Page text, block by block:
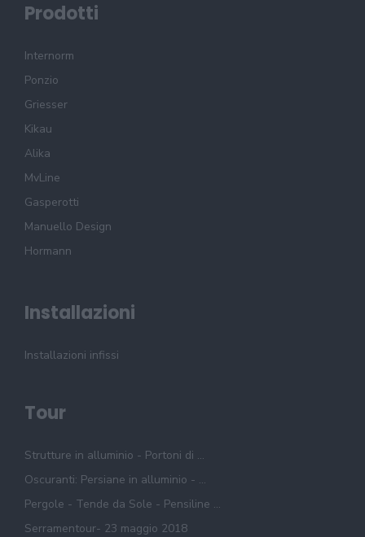
Prodotti
Internorm
Ponzio
Griesser
Kikau
Alika
MvLine
Gasperotti
Manuello Design
Hormann
Installazioni
Installazioni infissi
Tour
Strutture in alluminio - Portoni di ...
Oscuranti: Persiane in alluminio - ...
Pergole - Tende da Sole - Pensiline ...
Serramentour- 23 maggio 2018